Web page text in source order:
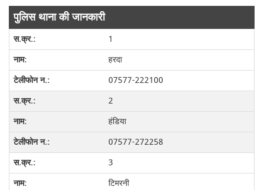
पुलिस थाना की जानकारी
1
हरदा
07577-222100
2
हंडिया
07577-272258
3
टिमरनी